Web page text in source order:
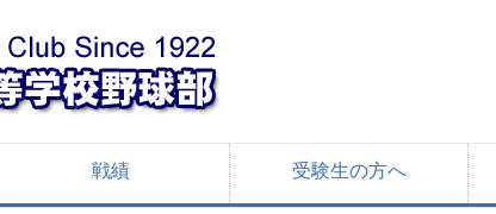
戦績 受験生の方へ